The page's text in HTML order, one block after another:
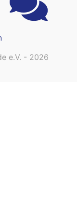
e.V. - 2026